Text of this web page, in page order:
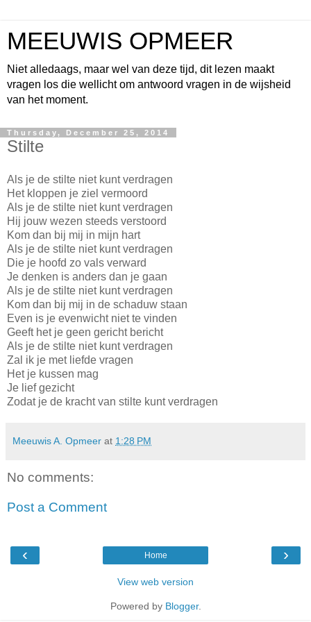
MEEUWIS OPMEER
Niet alledaags, maar wel van deze tijd, dit lezen maakt
vragen los die wellicht om antwoord vragen in de wijsheid
van het moment.
Thursday, December 25, 2014
Stilte
Als je de stilte niet kunt verdragen
Het kloppen je ziel vermoord
Als je de stilte niet kunt verdragen
Hij jouw wezen steeds verstoord
Kom dan bij mij in mijn hart
Als je de stilte niet kunt verdragen
Die je hoofd zo vals verward
Je denken is anders dan je gaan
Als je de stilte niet kunt verdragen
Kom dan bij mij in de schaduw staan
Even is je evenwicht niet te vinden
Geeft het je geen gericht bericht
Als je de stilte niet kunt verdragen
Zal ik je met liefde vragen
Het je kussen mag
Je lief gezicht
Zodat je de kracht van stilte kunt verdragen
Meeuwis A. Opmeer at 1:28 PM
No comments:
Post a Comment
‹ ›
Home
View web version
Powered by Blogger.